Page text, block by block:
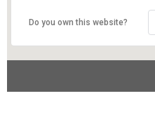
Công ty SAO VIỆT
Do you own this website?